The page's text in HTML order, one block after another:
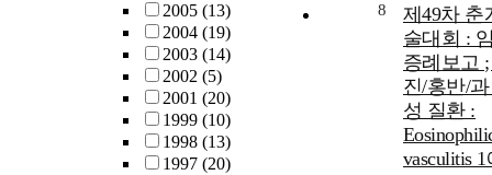
2005 (13)
2004 (19)
2003 (14)
2002 (5)
2001 (20)
1999 (10)
1998 (13)
1997 (20)
8
제49차 춘
술대회 :
증례보고
진/홍반/
성 질환 :
vasculitis